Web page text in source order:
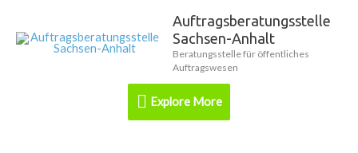
Inhalt
Auftragsberatungsstelle
Sachsen-Anhalt
Beratungsstelle für öffentliches
Auftragswesen
Explore
More
Explore More